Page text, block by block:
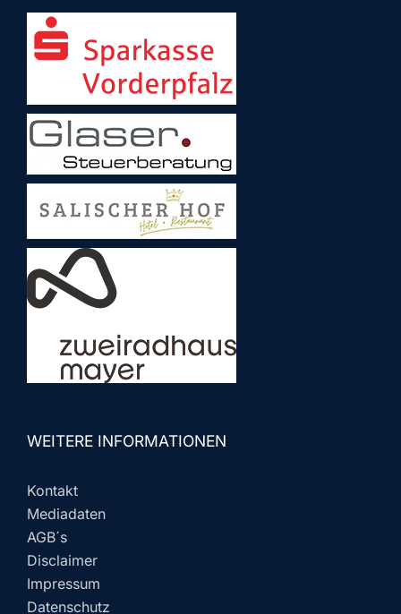
WEITERE INFORMATIONEN
Kontakt
Mediadaten
AGB´s
Disclaimer
Impressum
Datenschutz